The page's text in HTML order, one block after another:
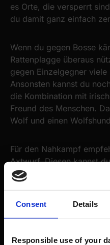
Consent Details
Responsible use of your
es Orte, die versperrt
du damit ganz einfach
Wenn du gegen Bosse
Rattenplagge überaus
gegen Einzelgegner
Ansonsten kannst du
die Kombination mit
Freund des Menschen.
Wolf und einen
Für den Nahkampf
Axtwurf. Diesen kannst
Set einfach nur
ist ganz praktisch, da du
kannst auch den
wieder Distanz zu den